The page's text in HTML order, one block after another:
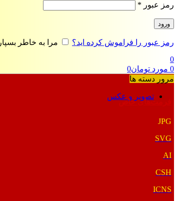
رمز عبور *
ورود
رمز عبور را فراموش کرده اید؟
مرا به خاطر بسپار
0
0 مورد تومان0
مرور دسته ها
تصویر و عکس
فرمت‌های خاص
JPG
SVG
AI
CSH
ICNS